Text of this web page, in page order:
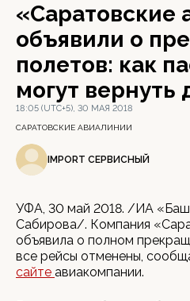
«Саратовские
объявили о
полетов: как
могут вернуть
18:05 (UTC+5), 30 МАЯ 2018
САРАТОВСКИЕ АВИАЛИНИИ
IMPORT СЕРВИСНЫЙ
УФА, 30 май 2018. /ИА
Сабирова/. Компания
объявила о полном
все рейсы отменены,
сайте авиакомпании.